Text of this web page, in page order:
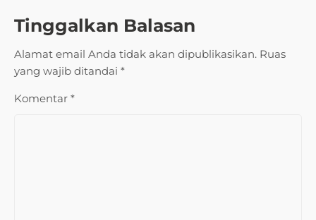
Tinggalkan Balasan
Alamat email Anda tidak akan dipublikasikan. Ruas
yang wajib ditandai *
Komentar *